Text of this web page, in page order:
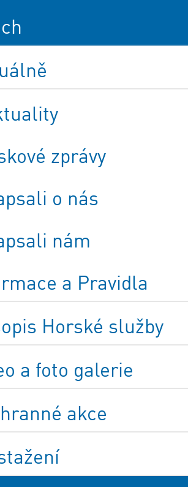
zprávy
o nás
nám
a Pravidla
Horské služby
a foto galerie
akce